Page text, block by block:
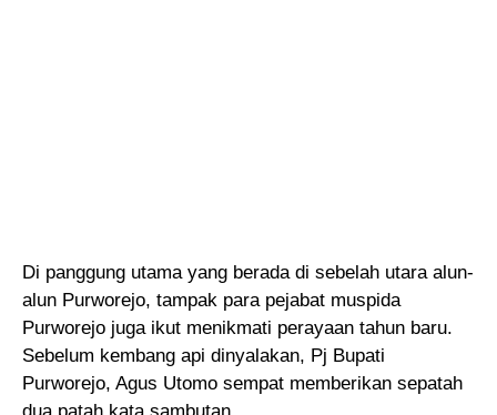
Di panggung utama yang berada di sebelah utara alun-
alun Purworejo, tampak para pejabat muspida
Purworejo juga ikut menikmati perayaan tahun baru.
Sebelum kembang api dinyalakan, Pj Bupati
Purworejo, Agus Utomo sempat memberikan sepatah